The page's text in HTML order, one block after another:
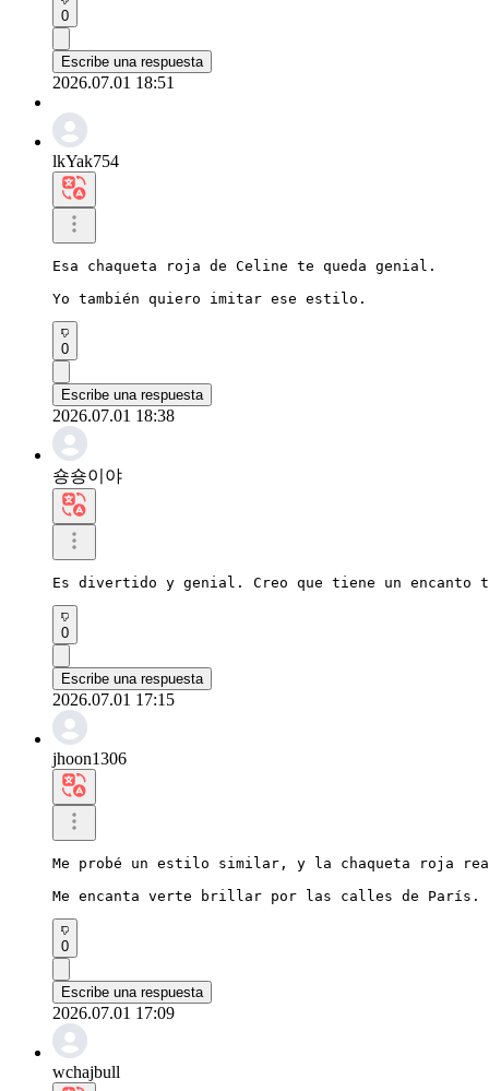
0
Escribe una respuesta
2026.07.01 18:51
lkYak754
Esa chaqueta roja de Celine te queda genial.
Yo también quiero imitar ese estilo.
0
Escribe una respuesta
2026.07.01 18:38
숑숑이야
Es divertido y genial. Creo que tiene un encanto
0
Escribe una respuesta
2026.07.01 17:15
jhoon1306
Me probé un estilo similar, y la chaqueta roja
Me encanta verte brillar por las calles de París.
0
Escribe una respuesta
2026.07.01 17:09
wchajbull